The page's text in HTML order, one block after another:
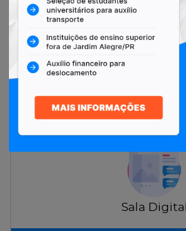
Restituição de
Sala Digital